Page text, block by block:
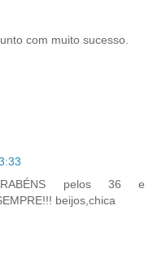
com muito sucesso.
pelos 36 e
beijos,chica